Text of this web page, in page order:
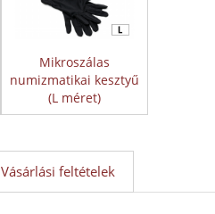
Mikroszálas
numizmatikai kesztyű
(L méret)
Vásárlási feltételek